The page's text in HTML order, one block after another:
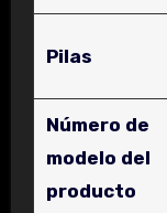
Pilas
Número de
modelo del
producto